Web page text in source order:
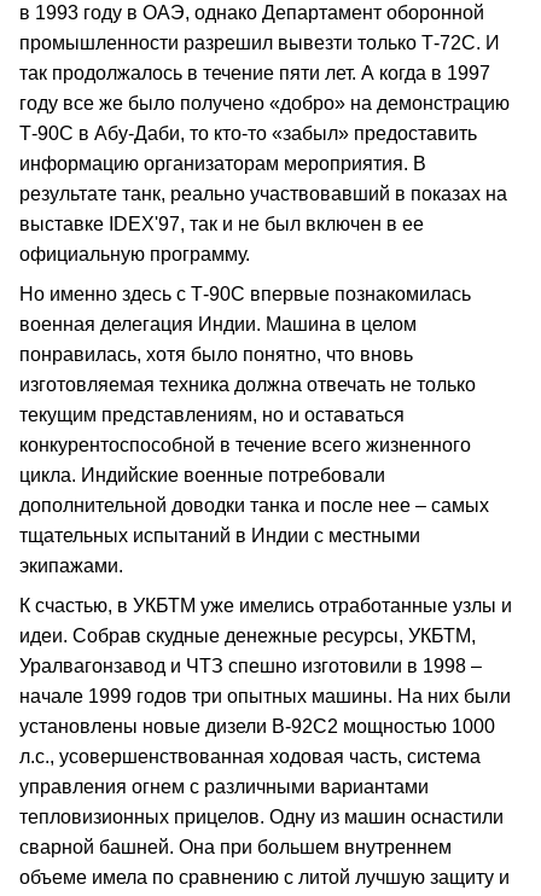
в 1993 году в ОАЭ, однако Департамент оборонной
промышленности разрешил вывезти только Т-72С. И
так продолжалось в течение пяти лет. А когда в 1997
году все же было получено «добро» на демонстрацию
Т-90С в Абу-Даби, то кто-то «забыл» предоставить
информацию организаторам мероприятия. В
результате танк, реально участвовавший в показах на
выставке IDEX'97, так и не был включен в ее
официальную программу.
Но именно здесь с Т-90С впервые познакомилась
военная делегация Индии. Машина в целом
понравилась, хотя было понятно, что вновь
изготовляемая техника должна отвечать не только
текущим представлениям, но и оставаться
конкурентоспособной в течение всего жизненного
цикла. Индийские военные потребовали
дополнительной доводки танка и после нее – самых
тщательных испытаний в Индии с местными
экипажами.
К счастью, в УКБТМ уже имелись отработанные узлы и
идеи. Собрав скудные денежные ресурсы, УКБТМ,
Уралвагонзавод и ЧТЗ спешно изготовили в 1998 –
начале 1999 годов три опытных машины. На них были
установлены новые дизели В-92С2 мощностью 1000
л.с., усовершенствованная ходовая часть, система
управления огнем с различными вариантами
тепловизионных прицелов. Одну из машин оснастили
сварной башней. Она при большем внутреннем
объеме имела по сравнению с литой лучшую защиту и